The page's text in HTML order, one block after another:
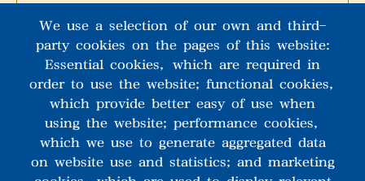
故事如何被审核及甄选？
如果我的提交内容被选中会怎样？
隐私及权利：我的故事及其他资料会如何被
使用？
We use a selection of our own and third-
party cookies on the pages of this website:
Essential cookies, which are required in
order to use the website; functional cookies,
which provide better easy of use when
using the website; performance cookies,
which we use to generate aggregated data
on website use and statistics; and marketing